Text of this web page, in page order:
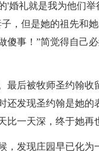
'婚礼就是我为他们
，但是她的祖先和
傻事！”简觉得自己
最后被牧师圣约翰
还发现圣约翰是她
比一天深，终于她再
，发现庄园早已化